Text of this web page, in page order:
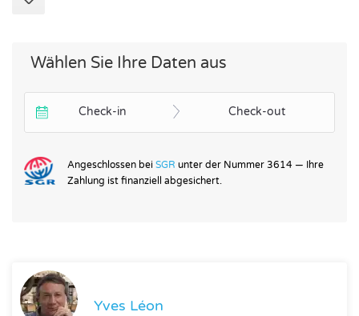
Wählen Sie Ihre Daten aus
Check-in Check-out
Angeschlossen bei SGR unter der Nummer 3614 — Ihre
Zahlung ist finanziell abgesichert.
Yves Léon